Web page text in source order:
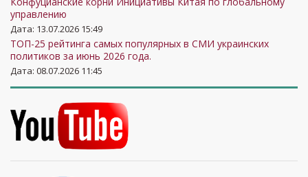
управлению
Дата: 13.07.2026 15:49
ТОП-25 рейтинга самых популярных в СМИ украинских
политиков за июнь 2026 года.
Дата: 08.07.2026 11:45